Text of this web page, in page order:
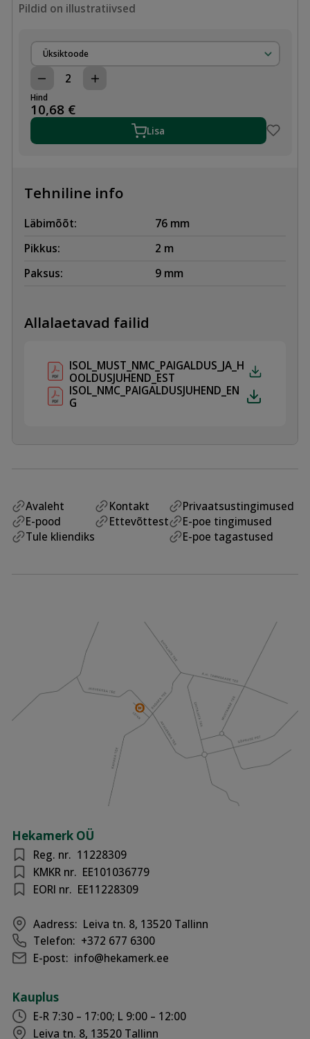
Pildid on illustratiivsed
Üksiktoode
ISOLATSIOON
MUST
9
x
2m
Hind
10,68 €
Lisa
Tehniline info
Läbimõõt:
76 mm
Pikkus:
2 m
Paksus:
9 mm
Allalaetavad failid
ISOL_MUST_NMC_PAIGALDUS_JA_H
OOLDUSJUHEND_EST
ISOL_NMC_PAIGALDUSJUHEND_EN
G
Avaleht
E-pood
Tule kliendiks
Kontakt
Ettevõttest
Privaatsustingimused
E-poe tingimused
E-poe tagastused
Hekamerk OÜ
Reg. nr. 11228309
KMKR nr. EE101036779
EORI nr. EE11228309
Aadress: Leiva tn. 8, 13520 Tallinn
Telefon: +372 677 6300
E-post: info@hekamerk.ee
Kauplus
E-R 7:30 – 17:00; L 9:00 – 12:00
Leiva tn. 8, 13520 Tallinn